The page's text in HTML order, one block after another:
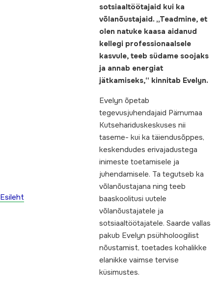
Esileht
sotsiaaltöötajaid kui ka
võlanõustajaid. „Teadmine, et
olen natuke kaasa aidanud
kellegi professionaalsele
kasvule, teeb südame soojaks
ja annab energiat
jätkamiseks,“ kinnitab Evelyn.
Evelyn õpetab
tegevusjuhendajaid Pärnumaa
Kutsehariduskeskuses nii
taseme- kui ka täiendusõppes,
keskendudes erivajadustega
inimeste toetamisele ja
juhendamisele. Ta tegutseb ka
võlanõustajana ning teeb
baaskoolitusi uutele
võlanõustajatele ja
sotsiaaltöötajatele. Saarde vallas
pakub Evelyn psühholoogilist
nõustamist, toetades kohalikke
elanikke vaimse tervise
küsimustes.